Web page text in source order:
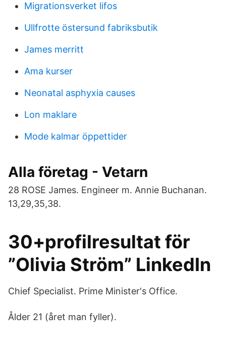
Migrationsverket lifos
Ullfrotte östersund fabriksbutik
James merritt
Ama kurser
Neonatal asphyxia causes
Lon maklare
Mode kalmar öppettider
Alla företag - Vetarn
28 ROSE James. Engineer m. Annie Buchanan.
13,29,35,38.
30+profilresultat för
”Olivia Ström” LinkedIn
Chief Specialist. Prime Minister's Office.
Ålder 21 (året man fyller).